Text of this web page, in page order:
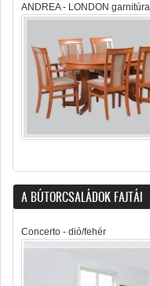
ANDREA - LONDON garnitúra
A BÚTORCSALÁDOK FAJTÁI
Concerto - dió/fehér